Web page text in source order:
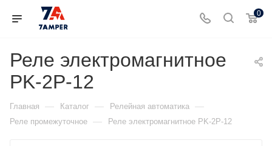
0
Реле электромагнитное
PK-2P-12
Главная — Каталог — Релейная автоматика —
Реле промежуточное — Реле электромагнитное PK-2P-12